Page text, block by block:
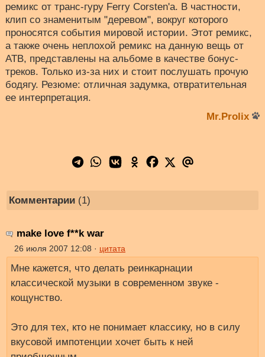
ремикс от транс-гуру Ferry Corsten'а. В частности,
клип со знаменитым "деревом", вокруг которого
проносятся события мировой истории. Этот ремикс,
а также очень неплохой ремикс на данную вещь от
ATB, представлены на альбоме в качестве бонус-
треков. Только из-за них и стоит послушать прочую
бодягу. Резюме: отличная задумка, отвратительная
ее интерпретация.
Mr.Prolix
Комментарии (1)
make love f**k war
26 июля 2007 12:08 · цитата
Мне кажется, что делать реинкарнации
классической музыки в современном звуке -
кощунство.
Это для тех, кто не понимает классику, но в силу
вкусовой импотенции хочет быть к ней